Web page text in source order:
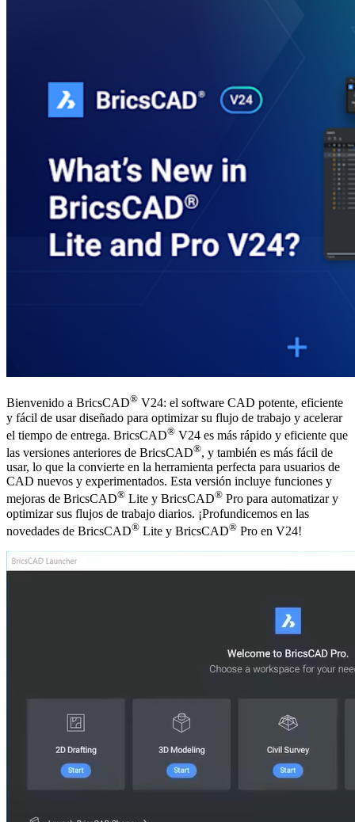
Bienvenido a BricsCAD® V24: el software CAD potente, eficiente
y fácil de usar diseñado para optimizar su flujo de trabajo y acelerar
el tiempo de entrega. BricsCAD® V24 es más rápido y eficiente que
las versiones anteriores de BricsCAD®, y también es más fácil de
usar, lo que la convierte en la herramienta perfecta para usuarios de
CAD nuevos y experimentados. Esta versión incluye funciones y
mejoras de BricsCAD® Lite y BricsCAD® Pro para automatizar y
optimizar sus flujos de trabajo diarios. ¡Profundicemos en las
novedades de BricsCAD® Lite y BricsCAD® Pro en V24!